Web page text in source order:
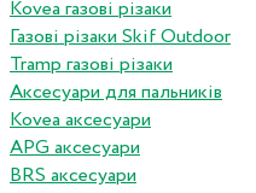
Kovea газові різаки
Газові різаки Skif Outdoor
Tramp газові різаки
Аксесуари для пальників
Kovea аксесуари
APG аксесуари
BRS аксесуари